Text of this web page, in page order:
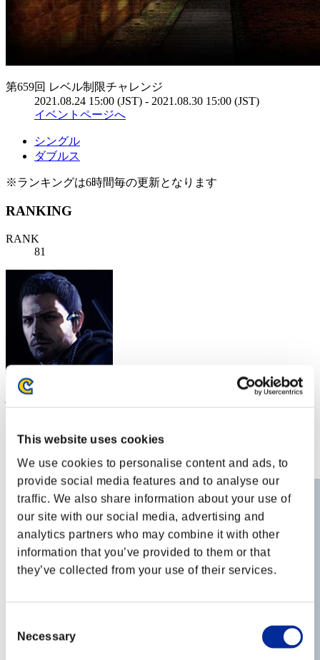
This website uses cookies
We use cookies to personalise content and ads, to
provide social media features and to analyse our
traffic. We also share information about your use of
our site with our social media, advertising and
analytics partners who may combine it with other
information that you’ve provided to them or that
they’ve collected from your use of their services.
Selection
Necessary
第659回 レベル制限チャレンジ
2021.08.24 15:00 (JST) - 2021.08.30 15:00 (JST)
イベントページへ
シングル
ダブルス
※ランキングは6時間毎の更新となります
RANKING
RANK
81
javier redfield
RANK
82